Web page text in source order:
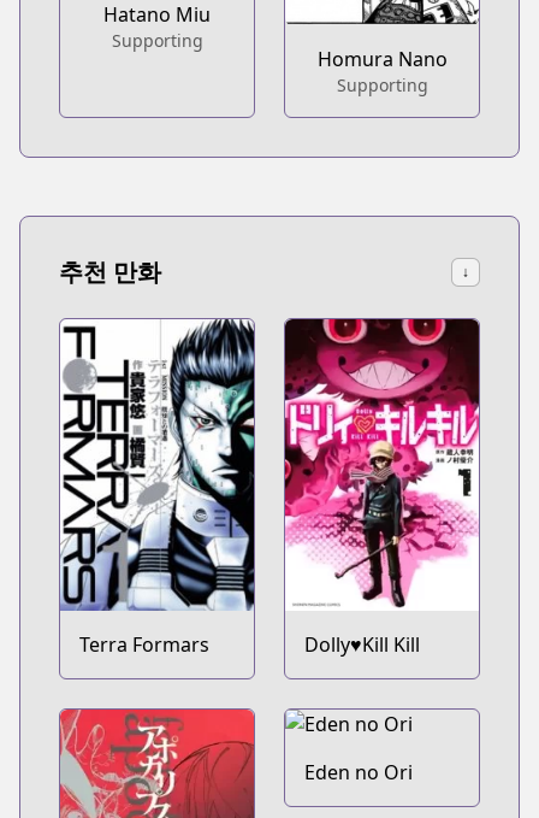
Hatano Miu
Supporting
Homura Nano
Supporting
추천 만화 ↓
Terra Formars Dolly♥Kill Kill
Eden no Ori